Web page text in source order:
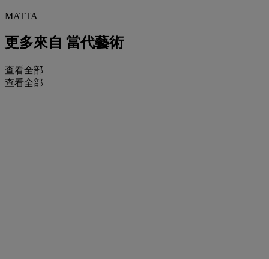
MATTA
更多來自 當代藝術
查看全部
查看全部